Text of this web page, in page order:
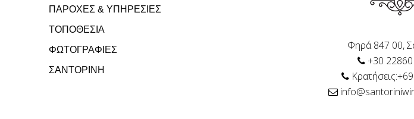
ΠΑΡΟΧΕΣ & ΥΠΗΡΕΣΙΕΣ
ΤΟΠΟΘΕΣΙΑ
ΦΩΤΟΓΡΑΦΙΕΣ
ΣΑΝΤΟΡΙΝΗ
Φηρά 847 00,
+30